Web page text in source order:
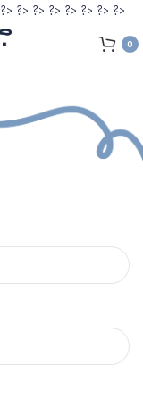
?> ?> ?> ?> ?> ?> ?> ?>
0